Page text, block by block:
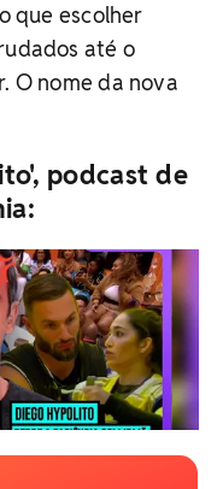
que escolher
até o
O nome da nova
podcast de